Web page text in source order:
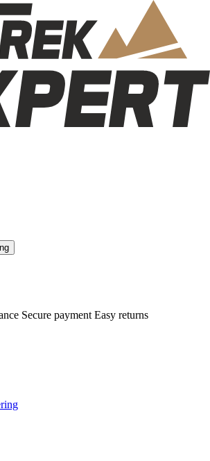
Secure payment Easy returns